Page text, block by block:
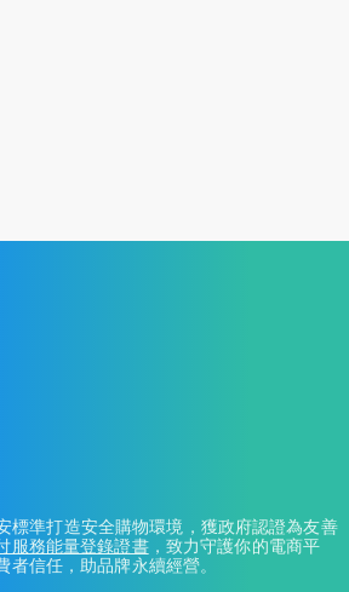
標準打造安全購物環境，獲政府認證為友善
服務能量登錄證書，致力守護你的電商平
信任，助品牌永續經營。